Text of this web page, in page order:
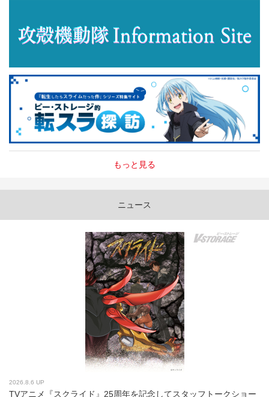
もっと見る
ニュース
2026.8.6 UP
TVアニメ『スクライド』25周年を記念してスタッフトークショー